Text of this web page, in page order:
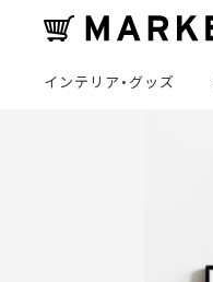
インテリア・グッズ